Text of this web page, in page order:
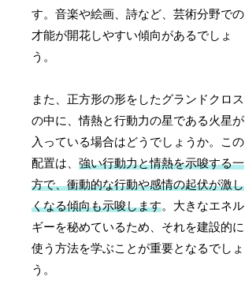
す。音楽や絵画、詩など、芸術分野での
才能が開花しやすい傾向があるでしょ
う。
また、正方形の形をしたグランドクロス
の中に、情熱と行動力の星である火星が
入っている場合はどうでしょうか。この
配置は、強い行動力と情熱を示唆する一
方で、衝動的な行動や感情の起伏が激し
くなる傾向も示唆します。大きなエネル
ギーを秘めているため、それを建設的に
使う方法を学ぶことが重要となるでしょ
う。